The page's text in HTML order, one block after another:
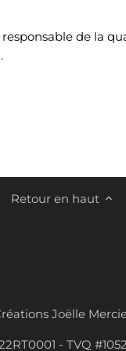
de la
Retour en haut
Joëlle
- TVQ